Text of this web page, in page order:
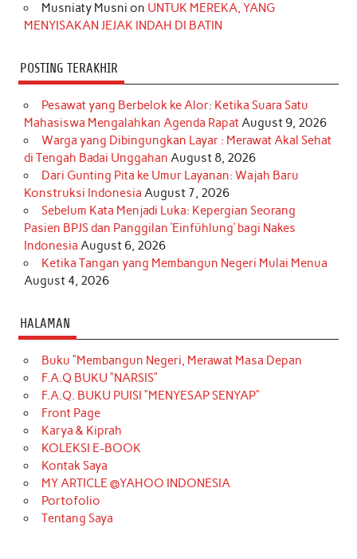
Musniaty Musni on UNTUK MEREKA, YANG
MENYISAKAN JEJAK INDAH DI BATIN
POSTING TERAKHIR
Pesawat yang Berbelok ke Alor: Ketika Suara Satu
Mahasiswa Mengalahkan Agenda RapatAugust 9, 2026
Warga yang Dibingungkan Layar : Merawat Akal Sehat
di Tengah Badai Unggahan August 8, 2026
Dari Gunting Pita ke Umur Layanan: Wajah Baru
Konstruksi Indonesia August 7, 2026
Sebelum Kata Menjadi Luka: Kepergian Seorang
Pasien BPJS dan Panggilan ‘Einfühlung’ bagi Nakes
Indonesia August 6, 2026
Ketika Tangan yang Membangun Negeri Mulai Menua
August 4, 2026
HALAMAN
Buku “Membangun Negeri, Merawat Masa Depan
F.A.Q BUKU “NARSIS”
F.A.Q. BUKU PUISI “MENYESAP SENYAP”
Front Page
Karya & Kiprah
KOLEKSI E-BOOK
Kontak Saya
MY ARTICLE @YAHOO INDONESIA
Portofolio
Tentang Saya